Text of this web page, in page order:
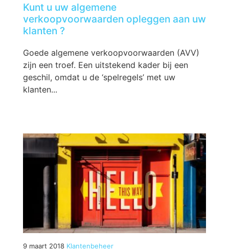
Kunt u uw algemene
verkoopvoorwaarden opleggen aan uw
klanten ?
Goede algemene verkoopvoorwaarden (AVV)
zijn een troef. Een uitstekend kader bij een
geschil, omdat u de ‘spelregels’ met uw
klanten...
9 maart 2018 Klantenbeheer